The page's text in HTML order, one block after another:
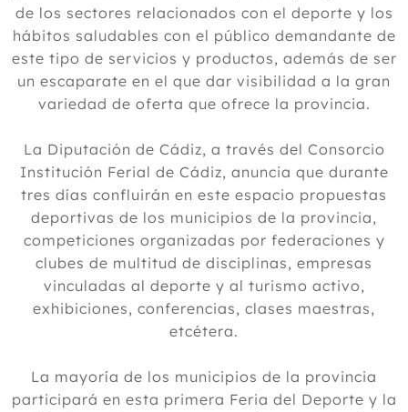
de los sectores relacionados con el deporte y los
hábitos saludables con el público demandante de
este tipo de servicios y productos, además de ser
un escaparate en el que dar visibilidad a la gran
variedad de oferta que ofrece la provincia.
La Diputación de Cádiz, a través del Consorcio
Institución Ferial de Cádiz, anuncia que durante
tres días confluirán en este espacio propuestas
deportivas de los municipios de la provincia,
competiciones organizadas por federaciones y
clubes de multitud de disciplinas, empresas
vinculadas al deporte y al turismo activo,
exhibiciones, conferencias, clases maestras,
etcétera.
La mayoría de los municipios de la provincia
participará en esta primera Feria del Deporte y la